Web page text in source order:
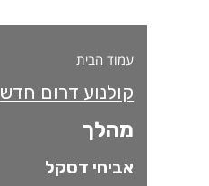
עמוד הבית
קולנוע דרום חדש
מהלך
אביחי דסקל